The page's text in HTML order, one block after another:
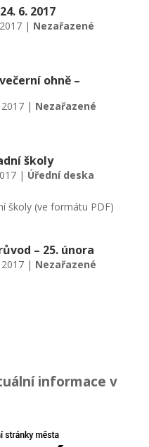
6. 2017
| Nezařazené
ohně –
| Nezařazené
školy
| Úřední deska
školy (ve formátu PDF)
– 25. února
| Nezařazené
informace v